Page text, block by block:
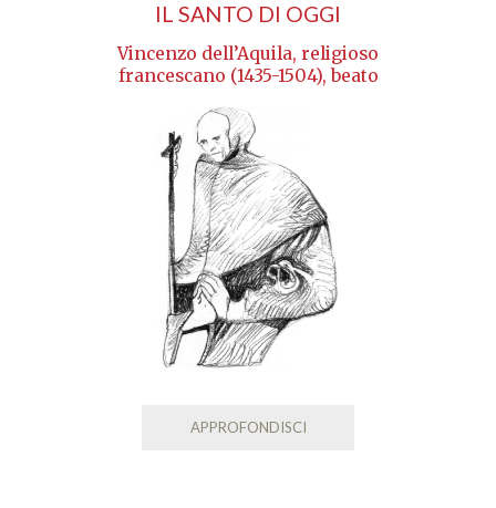
IL SANTO DI OGGI
Vincenzo dell’Aquila, religioso
francescano (1435-1504), beato
APPROFONDISCI